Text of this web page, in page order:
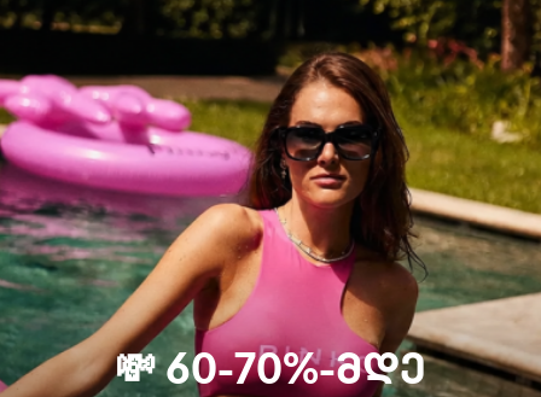
💸 60-70%-ᲛᲓᲔ